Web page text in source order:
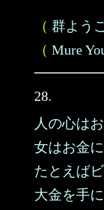
（ 群ようこ
（ Mure
28.
人の心は
女はお金
たとえば
大金を手